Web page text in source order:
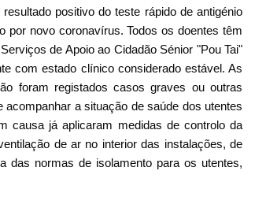
positivo do teste rápido de antigénio
por novo coronavírus. Todos os doentes têm
de Apoio ao Cidadão Sénior "Pou Tai"
com estado clínico considerado estável. As
foram registados casos graves ou outras
a situação de saúde dos utentes
causa já aplicaram medidas de controlo da
de ar no interior das instalações, de
das normas de isolamento para os utentes,